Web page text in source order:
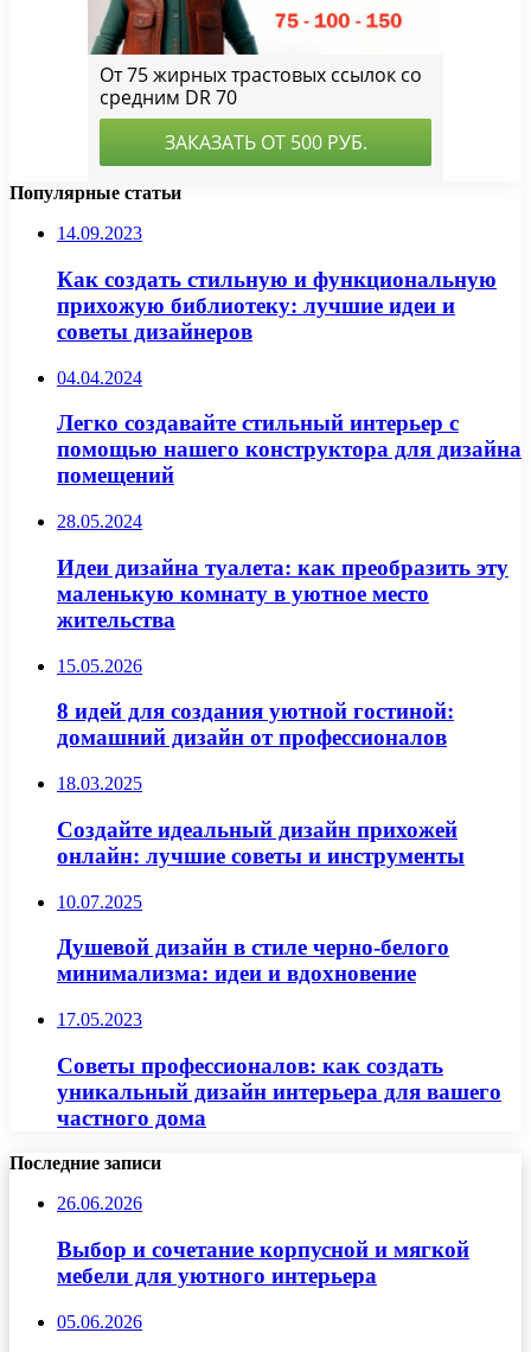
Популярные статьи
14.09.2023
Как создать стильную и функциональную
прихожую библиотеку: лучшие идеи и
советы дизайнеров
04.04.2024
Легко создавайте стильный интерьер с
помощью нашего конструктора для дизайна
помещений
28.05.2024
Идеи дизайна туалета: как преобразить эту
маленькую комнату в уютное место
жительства
15.05.2026
8 идей для создания уютной гостиной:
домашний дизайн от профессионалов
18.03.2025
Создайте идеальный дизайн прихожей
онлайн: лучшие советы и инструменты
10.07.2025
Душевой дизайн в стиле черно-белого
минимализма: идеи и вдохновение
17.05.2023
Советы профессионалов: как создать
уникальный дизайн интерьера для вашего
частного дома
Последние записи
26.06.2026
Выбор и сочетание корпусной и мягкой
мебели для уютного интерьера
05.06.2026